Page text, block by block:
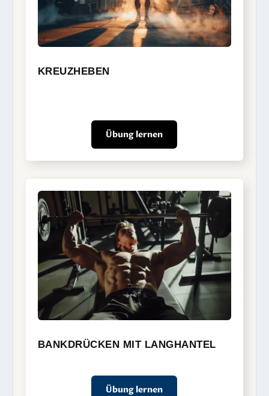
KREUZHEBEN
Übung lernen
BANKDRÜCKEN MIT LANGHANTEL
Übung lernen